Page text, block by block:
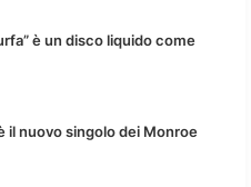
è un disco liquido come
il nuovo singolo dei Monroe